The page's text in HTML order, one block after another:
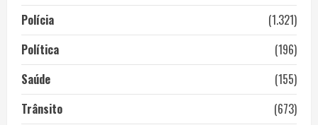
Polícia
(1.321)
Política
(196)
Saúde
(155)
Trânsito
(673)